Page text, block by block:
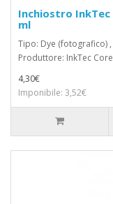
Inchiostro InkTec
ml
Tipo: Dye (fotografico)
Produttore: InkTec
4,30€
Imponibile: 3,52€